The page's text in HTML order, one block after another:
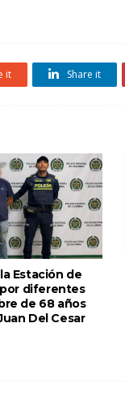
it Share it
Estación de
diferentes
de 68 años
Del Cesar